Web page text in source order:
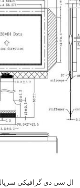
ال سی دی گرافیکی